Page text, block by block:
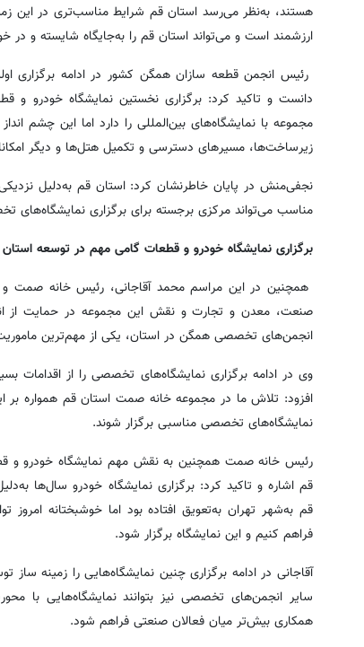
هستند، به‌نظر می‌رسد استان قم شرایط مناسب‌تری در این
ارزشمند است و می‌تواند استان قم را به‌جایگاه شایسته و در
رئیس انجمن قطعه سازان همگن کشور در ادامه برگزاری
دانست و تاکید کرد: برگزاری نخستین نمایشگاه خودرو و
مجموعه با نمایشگاه‌های بین‌المللی را دارد اما این چشم
زیرساخت‌ها، مسیرهای دسترسی و تکمیل هتل‌ها و دیگر
نجفی‌منش در پایان خاطرنشان کرد: استان قم به‌دلیل
مناسب می‌تواند مرکزی برجسته برای برگزاری نمایشگاه‌های
برگزاری نمایشگاه خودرو و قطعات گامی مهم در توسعه
همچنین در این مراسم محمد آقاجانی، رئیس خانه صمت
صنعت، معدن و تجارت و نقش این مجموعه در حمایت از
انجمن‌های تخصصی همگن در استان، یکی از مهم‌ترین
وی در ادامه برگزاری نمایشگاه‌های تخصصی را از
افزود: تلاش ما در مجموعه خانه صمت استان قم همواره بر
نمایشگاه‌های تخصصی مناسبی برگزار شوند.
رئیس خانه صمت همچنین به نقش مهم نمایشگاه خودرو و
قم اشاره و تاکید کرد: برگزاری نمایشگاه خودرو سال‌ها
قم به‌شهر تهران به‌تعویق افتاده بود اما خوشبختانه
فراهم کنیم و این نمایشگاه برگزار شود.
آقاجانی در ادامه برگزاری چنین نمایشگاه‌هایی را زمینه
سایر انجمن‌های تخصصی نیز بتوانند نمایشگاه‌هایی با
همکاری بیش‌تر میان فعالان صنعتی فراهم شود.